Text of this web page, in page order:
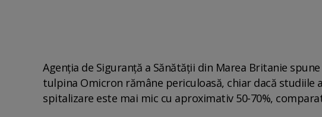
Agenția de Siguranță a Sănătății din Marea Britanie
tulpina Omicron rămâne periculoasă, chiar dacă
spitalizare este mai mic cu aproximativ 50-70%,